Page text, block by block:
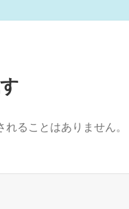
ることはありません。